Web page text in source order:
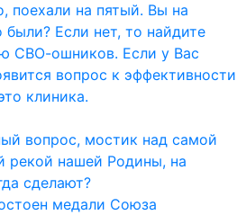
поехали на пятый. Вы на
Если нет, то найдите
СВО-ошников. Если у Вас
вопрос к эффективности
клиника.
вопрос, мостик над самой
рекой нашей Родины, на
сделают?
медали Союза